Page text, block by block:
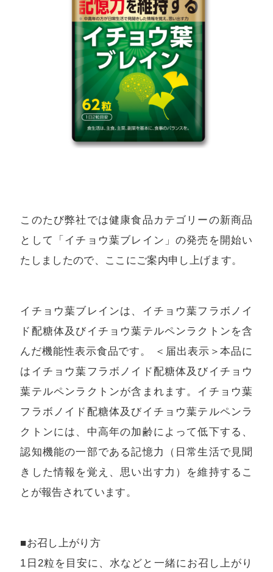
このたび弊社では健康食品カテゴリーの新商品
として「イチョウ葉ブレイン」の発売を開始い
たしましたので、ここにご案内申し上げます。
イチョウ葉ブレインは、イチョウ葉フラボノイ
ド配糖体及びイチョウ葉テルペンラクトンを含
んだ機能性表示食品です。 ＜届出表示＞本品に
はイチョウ葉フラボノイド配糖体及びイチョウ
葉テルペンラクトンが含まれます。イチョウ葉
フラボノイド配糖体及びイチョウ葉テルペンラ
クトンには、中高年の加齢によって低下する、
認知機能の一部である記憶力（日常生活で見聞
きした情報を覚え、思い出す力）を維持するこ
とが報告されています。
■お召し上がり方
1日2粒を目安に、水などと一緒にお召し上がり